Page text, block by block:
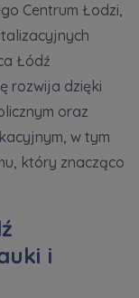
Centrum Łodzi,
Łódź
rozwija dzięki
oraz
w tym
który znacząco
i